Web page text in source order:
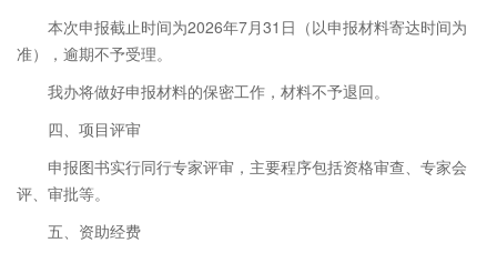
本次申报截止时间为2026年7月31日（以申报材料寄达时间为
准），逾期不予受理。
我办将做好申报材料的保密工作，材料不予退回。
四、项目评审
申报图书实行同行专家评审，主要程序包括资格审查、专家会
评、审批等。
五、资助经费